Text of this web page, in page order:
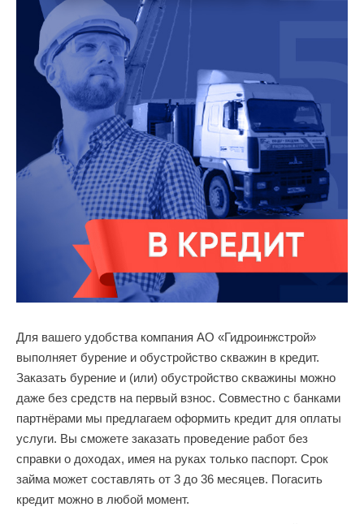
Для вашего удобства компания АО «Гидроинжстрой»
выполняет бурение и обустройство скважин в кредит.
Заказать бурение и (или) обустройство скважины можно
даже без средств на первый взнос. Совместно с банками
партнёрами мы предлагаем оформить кредит для оплаты
услуги. Вы сможете заказать проведение работ без
справки о доходах, имея на руках только паспорт. Срок
займа может составлять от 3 до 36 месяцев. Погасить
кредит можно в любой момент.